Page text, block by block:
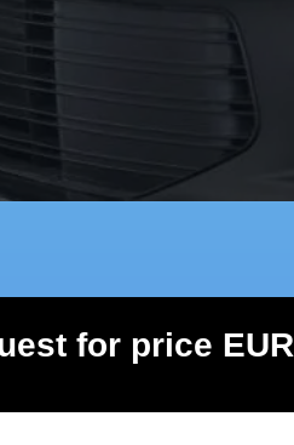
for price EUR